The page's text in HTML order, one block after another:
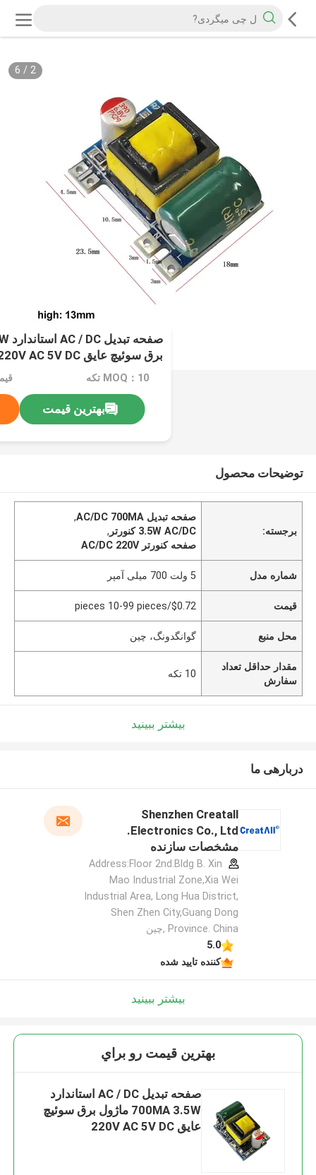
3
/
6
برق سوئیچ عایق 220V AC 5V DC
MOQ：10 تکه
بهترین قیمت
توضیحات محصول
برجسته:
صفحه تبدیل AC/DC 700MA
,
3.5W AC/DC کنورتر
,
صفحه کنورتر AC/DC 220V
شماره مدل 5 ولت 700 میلی آمپر
قیمت $0.72/pieces 10-99 pieces
محل منبع گوانگدونگ، چین
مقدار حداقل تعداد
سفارش
10 تکه
بیشتر ببینید
دربارهی ما
Shenzhen Creatall
Electronics Co., Ltd.
مشخصات سازنده
Address:Floor 2nd.Bldg B. Xin
Mao Industrial Zone,Xia Wei
Industrial Area, Long Hua District,
Shen Zhen City,Guang Dong
Province. China ,چین
5.0
کننده تایید شده
بیشتر ببینید
بهترين قيمت رو براي
صفحه تبدیل AC / DC استاندارد
700MA 3.5W ماژول برق سوئیچ
عایق 220V AC 5V DC